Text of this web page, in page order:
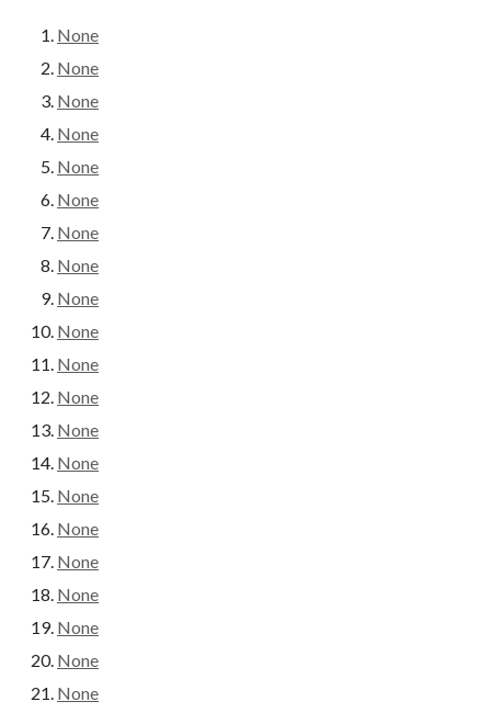
None
None
None
None
None
None
None
None
None
None
None
None
None
None
None
None
None
None
None
None
None